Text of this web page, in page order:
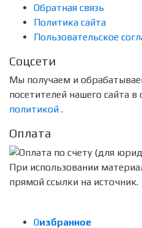
Обратная связь
Политика сайта
Пользовательское
Соцсети
Мы получаем и
посетителей нашего сайта в
политикой .
Оплата
При использовании
прямой ссылки на источник.
0избранное